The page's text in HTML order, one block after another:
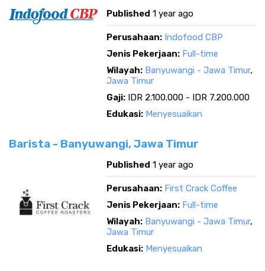
Published 1 year ago
Perusahaan: Indofood CBP
Jenis Pekerjaan: Full-time
Wilayah: Banyuwangi - Jawa Timur,
Jawa Timur
Gaji: IDR 2.100.000 - IDR 7.200.000
Edukasi: Menyesuaikan
Barista - Banyuwangi, Jawa Timur
Published 1 year ago
Perusahaan: First Crack Coffee
Jenis Pekerjaan: Full-time
Wilayah: Banyuwangi - Jawa Timur,
Jawa Timur
Edukasi: Menyesuaikan